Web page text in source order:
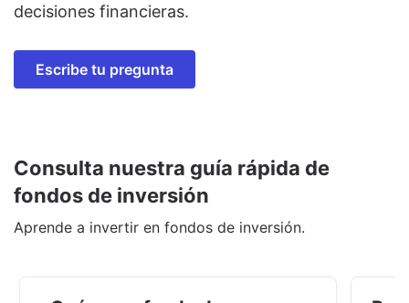
decisiones financieras.
Escribe tu pregunta
Consulta nuestra guía rápida de
fondos de inversión
Aprende a invertir en fondos de inversión.